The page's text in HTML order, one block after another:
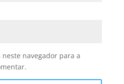
navegador para a